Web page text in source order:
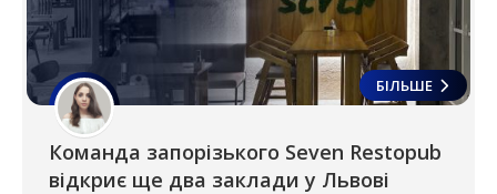
БІЛЬШЕ
Команда запорізького Seven Restopub
відкриє ще два заклади у Львові